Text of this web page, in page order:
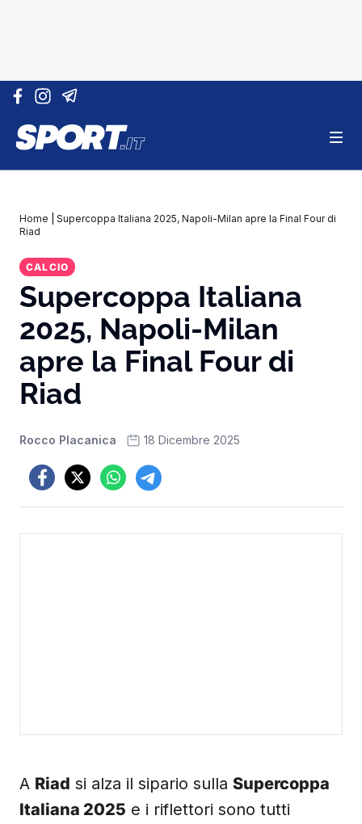
Vai al contenuto
Home
Supercoppa Italiana 2025, Napoli-Milan apre la Final Four di
Riad
CALCIO
Supercoppa Italiana
2025, Napoli-Milan
apre la Final Four di
Riad
Rocco Placanica 18 Dicembre 2025
A Riad si alza il sipario sulla Supercoppa
Italiana 2025 e i riflettori sono tutti